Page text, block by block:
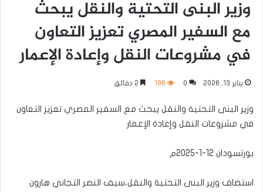
وزير البنى التحتية والنقل يبحث
مع السفير المصري تعزيز التعاون
في مشروعات النقل وإعادة الإعمار
يناير 13, 2026 0
186
وزير البنى التحتية والنقل يبحث مع السفير المصري تعزيز التعاون
في مشروعات النقل وإعادة الإعمار
بورتسودان 12-1-2025م
استضاف وزير البنى التحتية والنقل،سيف النصر التجاني هارون